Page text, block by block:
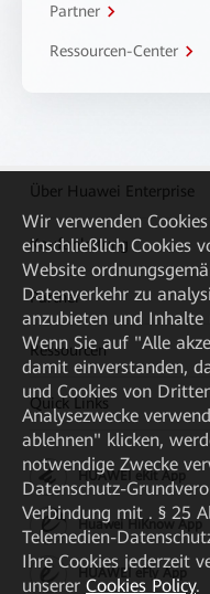
Partner
Ressourcen-Center
Über Huawei Enterprise
Kaufanleitung
Partner
Ressourcen
Quick Links
HUAWEI eKit App
Huawei HiKnow App
HUAWEI eFly App
Wir verwenden
einschließlich Cookies
Website
Datenverkehr zu
anzubieten und Inhalte
Wenn Sie auf "Alle
damit einverstanden,
und Cookies von
Analysezwecke
ablehnen" klicken,
notwendige Zwecke
Datenschutz-
Verbindung mit . § 25
Telemedien-
Ihre Cookies jederzeit
unserer Cookies Policy.